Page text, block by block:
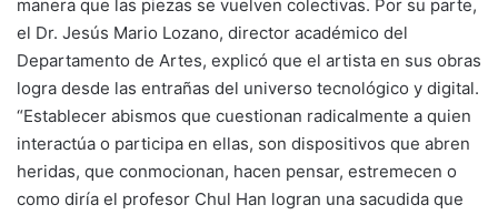
manera que las piezas se vuelven colectivas. Por su parte,
el Dr. Jesús Mario Lozano, director académico del
Departamento de Artes, explicó que el artista en sus obras
logra desde las entrañas del universo tecnológico y digital.
“Establecer abismos que cuestionan radicalmente a quien
interactúa o participa en ellas, son dispositivos que abren
heridas, que conmocionan, hacen pensar, estremecen o
como diría el profesor Chul Han logran una sacudida que